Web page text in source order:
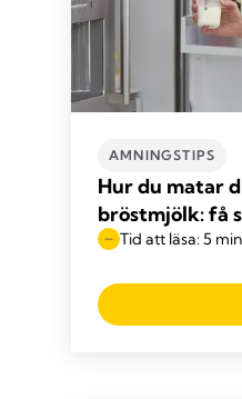
AMNINGSTIPS
Hur du matar
bröstmjölk: få
Tid att läsa: 5